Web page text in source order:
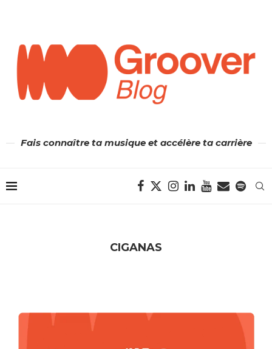
Fais connaître ta musique et accélère ta carrière
CIGANAS